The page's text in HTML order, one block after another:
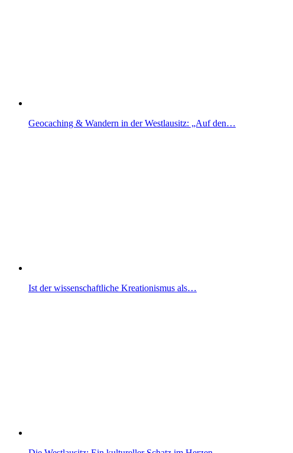
Geocaching & Wandern in der Westlausitz: „Auf den…
Ist der wissenschaftliche Kreationismus als…